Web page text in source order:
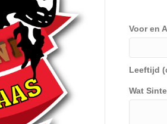
Voor en
Leeftijd
Wat